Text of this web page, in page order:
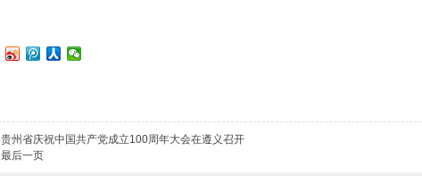
贵州省庆祝中国共产党成立100周年大会在遵义召开
最后一页